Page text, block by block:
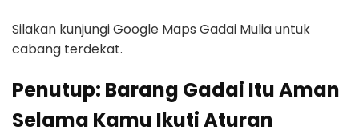
Silakan kunjungi Google Maps Gadai Mulia untuk
cabang terdekat.
Penutup: Barang Gadai Itu Aman
Selama Kamu Ikuti Aturan